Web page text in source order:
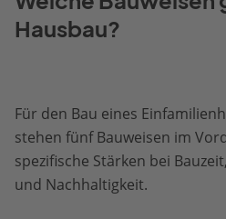
Hausbau?
Für den Bau eines
stehen fünf Bauweisen im
spezifische Stärken bei
und Nachhaltigkeit.